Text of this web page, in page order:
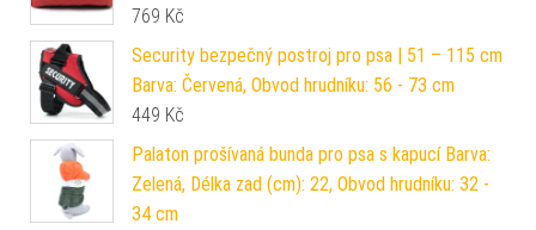
769 Kč
Security bezpečný postroj pro psa | 51 – 115 cm
Barva: Červená, Obvod hrudníku: 56 - 73 cm
449 Kč
Palaton prošívaná bunda pro psa s kapucí Barva:
Zelená, Délka zad (cm): 22, Obvod hrudníku: 32 -
34 cm